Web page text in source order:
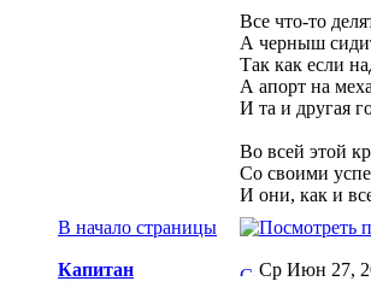
Все что-то
А черныш
Так как если
А апорт на
И та и другая
Во всей этой
Со своими
И они, как и
В начало страницы
Капитан Ср Июн 27,